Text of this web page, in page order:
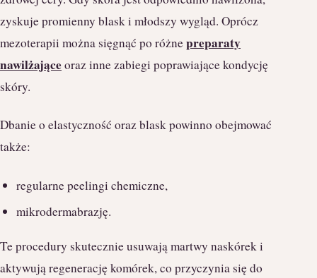
zyskuje promienny blask i młodszy wygląd. Oprócz
mezoterapii można sięgnąć po różnepreparaty
nawilżająceoraz inne zabiegi poprawiające kondycję
skóry.
Dbanie o elastyczność oraz blask powinno obejmować
także:
regularne peelingi chemiczne,
mikrodermabrazję.
Te procedury skutecznie usuwają martwy naskórek i
aktywują regenerację komórek, co przyczynia się do